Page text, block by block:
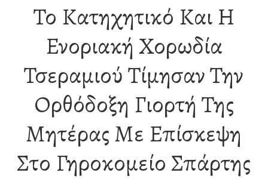
Το Κατηχητικό Και Η
Ενοριακή Χορωδία
Τσεραμιού Τίμησαν Την
Ορθόδοξη Γιορτή Της
Μητέρας Με Επίσκεψη
Στο Γηροκομείο Σπάρτης